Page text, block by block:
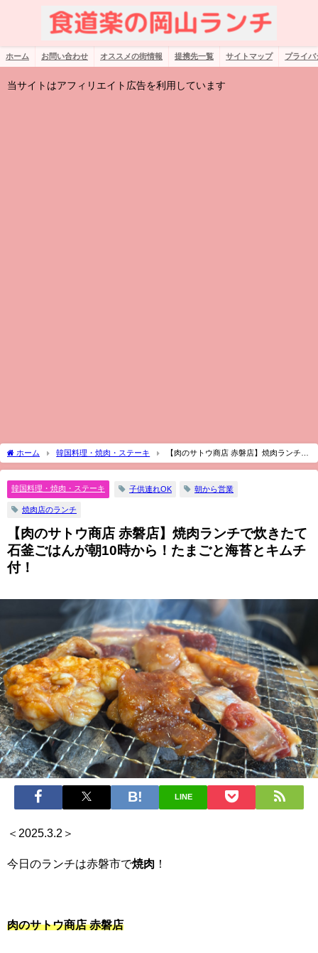
ホーム お問い合わせ オススメの街情報 提携先一覧 サイトマップ プライ
当サイトはアフィリエイト広告を利用しています
ホーム 韓国料理・焼肉・ステーキ
【肉のサトウ商店 赤磐店】焼肉ランチで
炊きたて石釜ごはんが朝10時から！たまごと海苔とキムチ付！
韓国料理・焼肉・ステーキ 子供連れOK 朝から営業
焼肉店のランチ
【肉のサトウ商店 赤磐店】焼肉ランチで炊きたて
石釜ごはんが朝10時から！たまごと海苔とキムチ
付！
LINE
＜2025.3.2＞
今日のランチは赤磐市で焼肉 ！
肉のサトウ商店 赤磐店